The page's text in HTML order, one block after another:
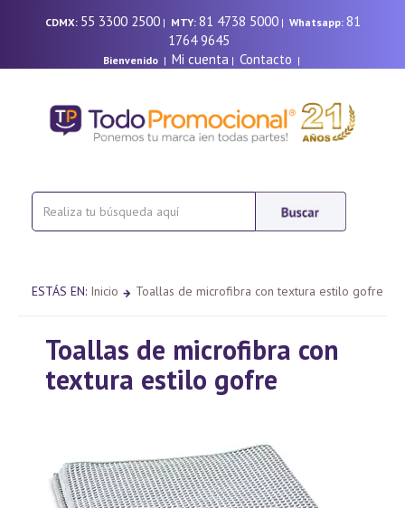
CDMX: 55 3300 2500| MTY: 81 4738 5000| Whatsapp: 81
1764 9645
Bienvenido| Mi cuenta | Contacto |
ESTÁS EN: Inicio Toallas de microfibra con textura estilo gofre
Toallas de microfibra con
textura estilo gofre